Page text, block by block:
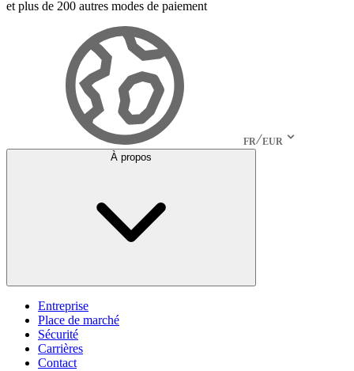
et plus de 200 autres modes de paiement
FR EUR
À propos
Entreprise
Place de marché
Sécurité
Carrières
Contact